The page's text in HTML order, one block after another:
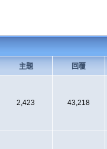
主題 回覆
2,423 43,218